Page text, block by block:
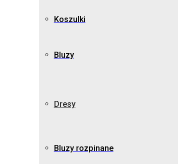
Koszulki
Bluzy
Dresy
Bluzy rozpinane